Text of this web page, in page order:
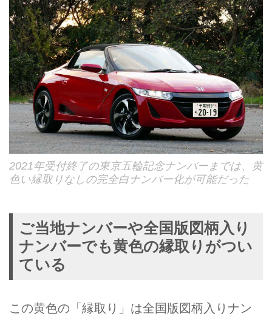
2021年受付終了の東京五輪記念ナンバーまでは、黄
色い縁取りなしの完全白ナンバー化が可能だった
ご当地ナンバーや全国版図柄入り
ナンバーでも黄色の縁取りがつい
ている
この黄色の「縁取り」は全国版図柄入りナン